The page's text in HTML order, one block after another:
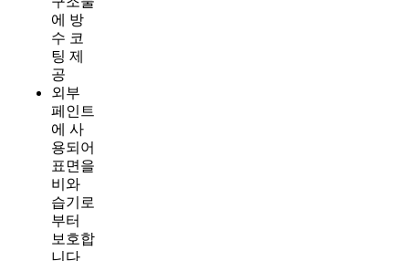
에 방
수 코
팅 제
공
외부
페인트
에 사
용되어
표면을
비와
습기로
부터
보호합
니다